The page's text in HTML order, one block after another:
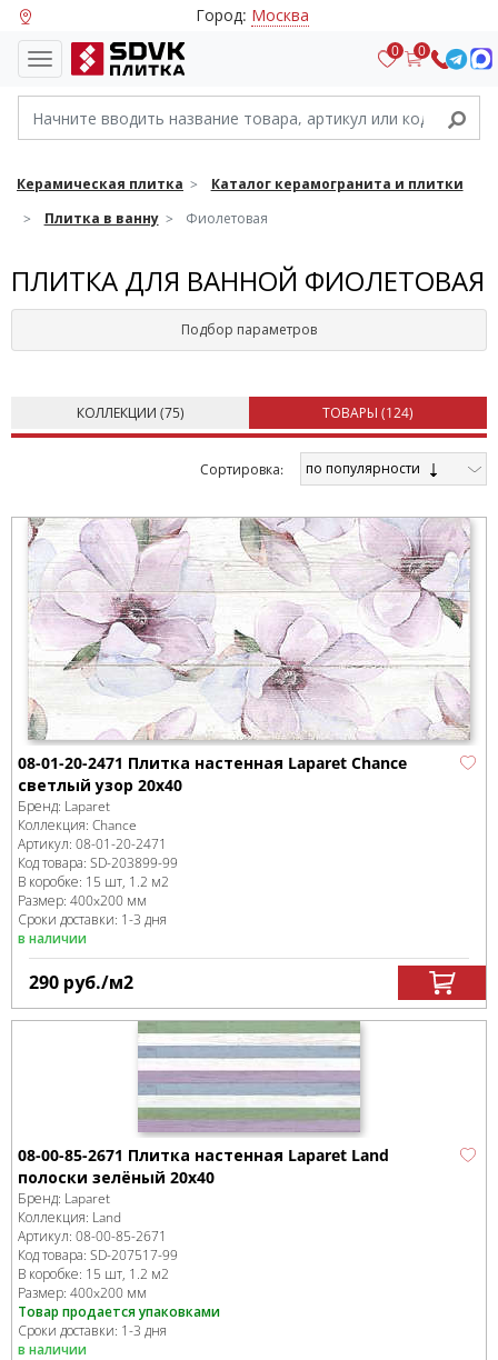
Город: Москва
0 0
Керамическая плитка
Каталог керамогранита и плитки
Плитка в ванну
Фиолетовая
ПЛИТКА ДЛЯ ВАННОЙ ФИОЛЕТОВАЯ
Подбор параметров
КОЛЛЕКЦИИ (75) ТОВАРЫ (124)
Cортировка: по популярности
08-01-20-2471 Плитка настенная Laparet Chance
светлый узор 20х40
Бренд: Laparet
Коллекция: Chance
Артикул: 08-01-20-2471
Код товара: SD-203899-99
В коробке: 15 шт, 1.2 м2
Размер: 400x200 мм
Сроки доставки: 1-3 дня
в наличии
290 руб./м2
08-00-85-2671 Плитка настенная Laparet Land
полоски зелёный 20х40
Бренд: Laparet
Коллекция: Land
Артикул: 08-00-85-2671
Код товара: SD-207517-99
В коробке: 15 шт, 1.2 м2
Размер: 400x200 мм
Товар продается упаковками
Сроки доставки: 1-3 дня
в наличии